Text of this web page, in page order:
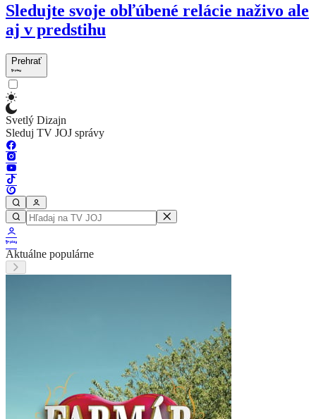
Sledujte svoje obľúbené relácie naživo ale
aj v predstihu
Prehrať
Svetlý Dizajn
Sleduj TV JOJ správy
Aktuálne populárne